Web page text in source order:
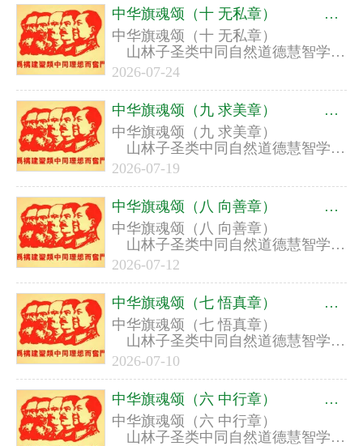
中华旗魂颂（十 无私章） ​ ​ 山林子圣类中同自然道德慧智学系列组诗之五
中华旗魂颂（十 无私章） ​ ​
山林子圣类中同自然道德慧智学系
列组诗之五
2026-07-24
中华旗魂颂（九 求美章） ​ ​ 山林子圣类中同自然道德慧智学系列组诗之五
中华旗魂颂（九 求美章） ​ ​
山林子圣类中同自然道德慧智学系
列组诗之五
2026-07-19
中华旗魂颂（八 向善章） ​ ​ 山林子圣类中同自然道德慧智学系列组诗之五
中华旗魂颂（八 向善章） ​ ​
山林子圣类中同自然道德慧智学系
列组诗之五
2026-07-12
中华旗魂颂（七 悟真章） ​ ​ 山林子圣类中同自然道德慧智学系列组诗之五
中华旗魂颂（七 悟真章） ​ ​
山林子圣类中同自然道德慧智学系
列组诗之五
2026-07-10
中华旗魂颂（六 中行章） ​ ​ 山林子圣类中同自然道德慧智学系列组诗之五
中华旗魂颂（六 中行章） ​ ​
山林子圣类中同自然道德慧智学系